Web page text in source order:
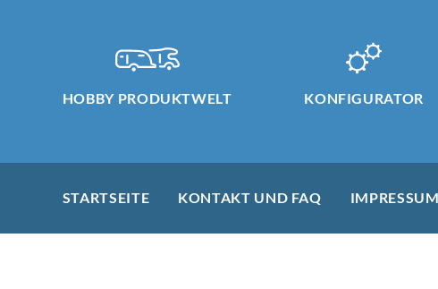
HOBBY PRODUKTWELT KONFIGURATOR
STARTSEITE KONTAKT UND FAQ IMPRESSUM